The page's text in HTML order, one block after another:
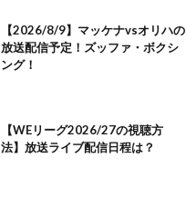
【2026/8/9】マッケナvsオリハの
放送配信予定！ズッファ・ボクシ
ング！
【WEリーグ2026/27の視聴方
法】放送ライブ配信日程は？